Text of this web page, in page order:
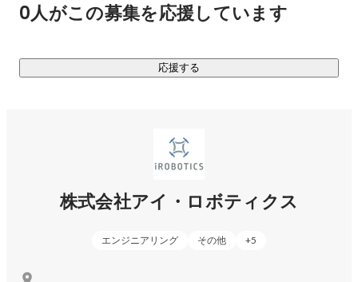
とができなかった狭い場所や、足場を組むことでしか見るこ
員の安全確保などに貢献します。
壁面吸着ロボットとウインチ制御を用いることで、今まで足
す。​​足場を組む時間およびコストの低減、作業省人化、安全
0人がこの募集を応援しています
応援する
株式会社アイ・ロボティクス
エンジニアリング その他 +5